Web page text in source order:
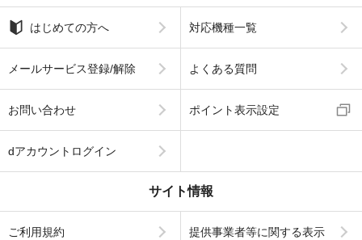
はじめての方へ 対応機種一覧
メールサービス登録/解除 よくある質問
お問い合わせ ポイント表示設定
dアカウントログイン
サイト情報
ご利用規約 提供事業者等に関する表示